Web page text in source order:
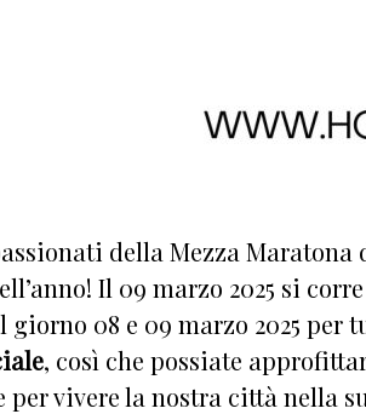
della Mezza
Il 09 marzo 2025 si
giorno 08 e 09 marzo 2025
, così che possiate
vivere la nostra città nella